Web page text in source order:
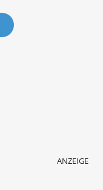
ANZEIGE